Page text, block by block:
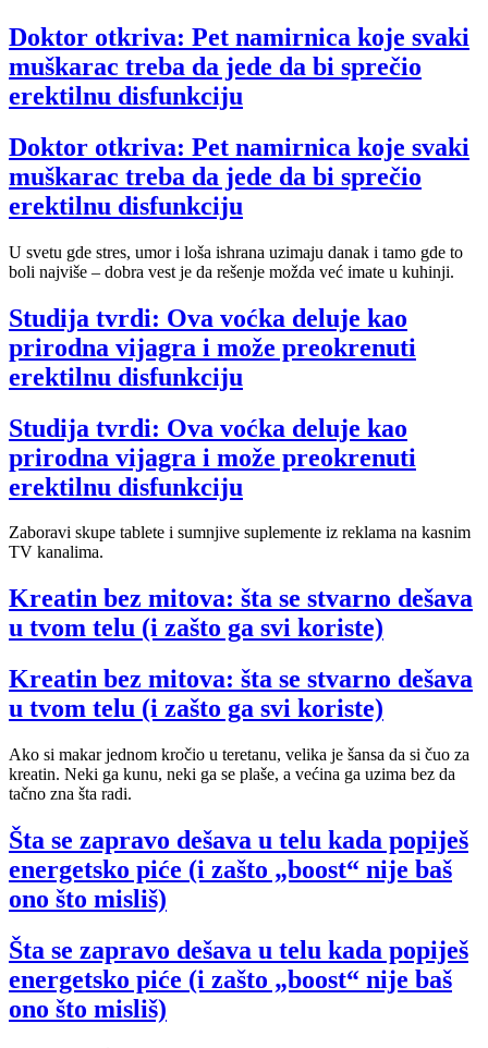
Doktor otkriva: Pet namirnica koje svaki
muškarac treba da jede da bi sprečio
erektilnu disfunkciju
Doktor otkriva: Pet namirnica koje svaki
muškarac treba da jede da bi sprečio
erektilnu disfunkciju
U svetu gde stres, umor i loša ishrana uzimaju danak i tamo gde to
boli najviše – dobra vest je da rešenje možda već imate u kuhinji.
Studija tvrdi: Ova voćka deluje kao
prirodna vijagra i može preokrenuti
erektilnu disfunkciju
Studija tvrdi: Ova voćka deluje kao
prirodna vijagra i može preokrenuti
erektilnu disfunkciju
Zaboravi skupe tablete i sumnjive suplemente iz reklama na kasnim
TV kanalima.
Kreatin bez mitova: šta se stvarno dešava
u tvom telu (i zašto ga svi koriste)
Kreatin bez mitova: šta se stvarno dešava
u tvom telu (i zašto ga svi koriste)
Ako si makar jednom kročio u teretanu, velika je šansa da si čuo za
kreatin. Neki ga kunu, neki ga se plaše, a većina ga uzima bez da
tačno zna šta radi.
Šta se zapravo dešava u telu kada popiješ
energetsko piće (i zašto „boost“ nije baš
ono što misliš)
Šta se zapravo dešava u telu kada popiješ
energetsko piće (i zašto „boost“ nije baš
ono što misliš)